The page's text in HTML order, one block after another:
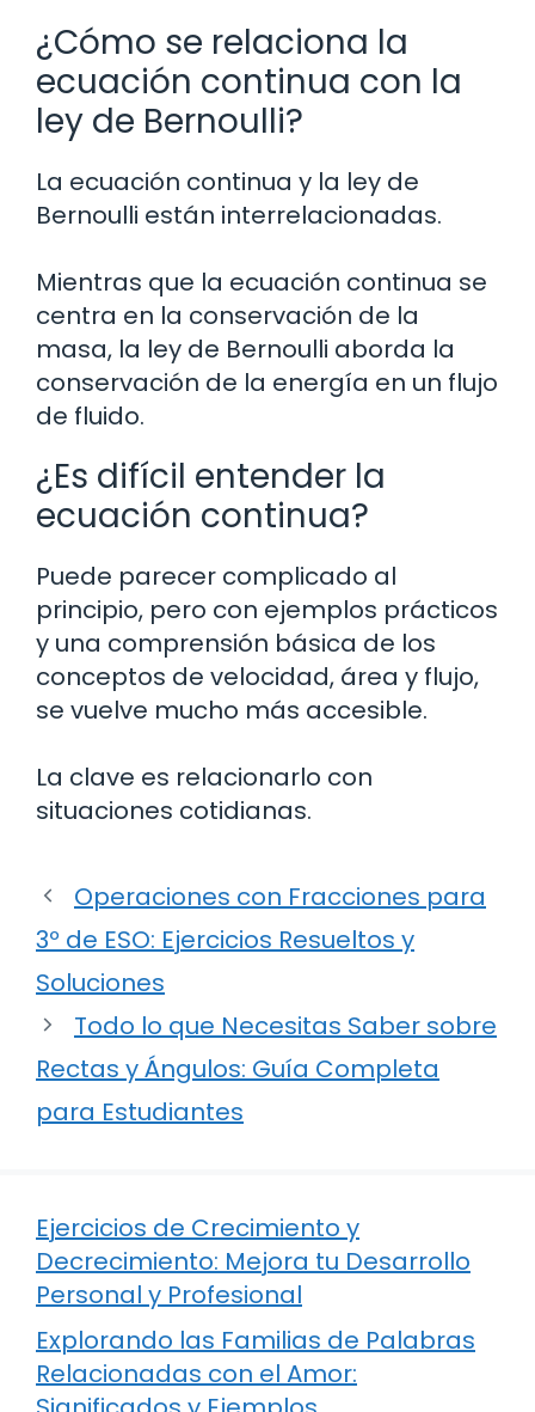
¿Cómo se relaciona la
ecuación continua con la
ley de Bernoulli?
La ecuación continua y la ley de
Bernoulli están interrelacionadas.
Mientras que la ecuación continua se
centra en la conservación de la
masa, la ley de Bernoulli aborda la
conservación de la energía en un flujo
de fluido.
¿Es difícil entender la
ecuación continua?
Puede parecer complicado al
principio, pero con ejemplos prácticos
y una comprensión básica de los
conceptos de velocidad, área y flujo,
se vuelve mucho más accesible.
La clave es relacionarlo con
situaciones cotidianas.
Operaciones con Fracciones para
3º de ESO: Ejercicios Resueltos y
Soluciones
Todo lo que Necesitas Saber sobre
Rectas y Ángulos: Guía Completa
para Estudiantes
Ejercicios de Crecimiento y
Decrecimiento: Mejora tu Desarrollo
Personal y Profesional
Explorando las Familias de Palabras
Relacionadas con el Amor: